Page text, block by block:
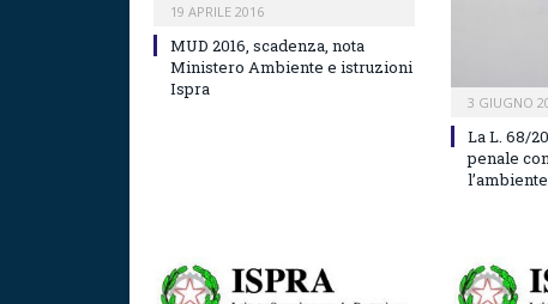
19 APRILE 2016
MUD 2016, scadenza, nota
Ministero Ambiente e istruzioni
Ispra
3 GIUGNO
La L. 68/
penale
l’ambiente